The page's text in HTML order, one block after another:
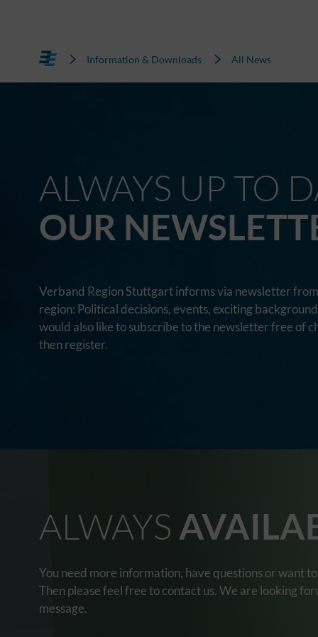
Information & Downloads All News
ALWAYS UP TO
OUR
Verband Region Stuttgart informs via newsletter
region: Political decisions, events, exciting
would also like to subscribe to the newsletter free of
then register.
ALWAYS
You need more information, have questions or want
Then please feel free to contact us. We are looking
message.